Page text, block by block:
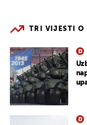
TRI VIJESTI O